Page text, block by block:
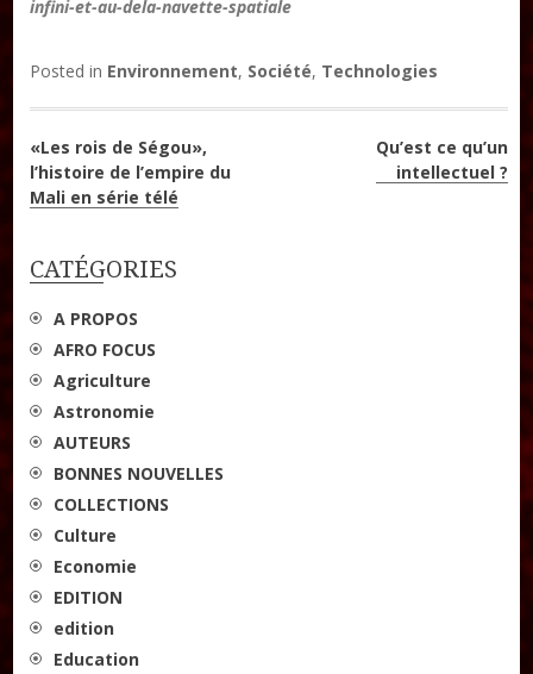
infini-et-au-dela-navette-spatiale
Posted in Environnement, Société, Technologies
Navigation
de
«Les rois de Ségou»,
l’histoire de l’empire du
Mali en série télé
Qu’est ce qu’un
intellectuel ?
CATÉGORIES
A PROPOS
AFRO FOCUS
Agriculture
Astronomie
AUTEURS
BONNES NOUVELLES
COLLECTIONS
Culture
Economie
EDITION
edition
Education